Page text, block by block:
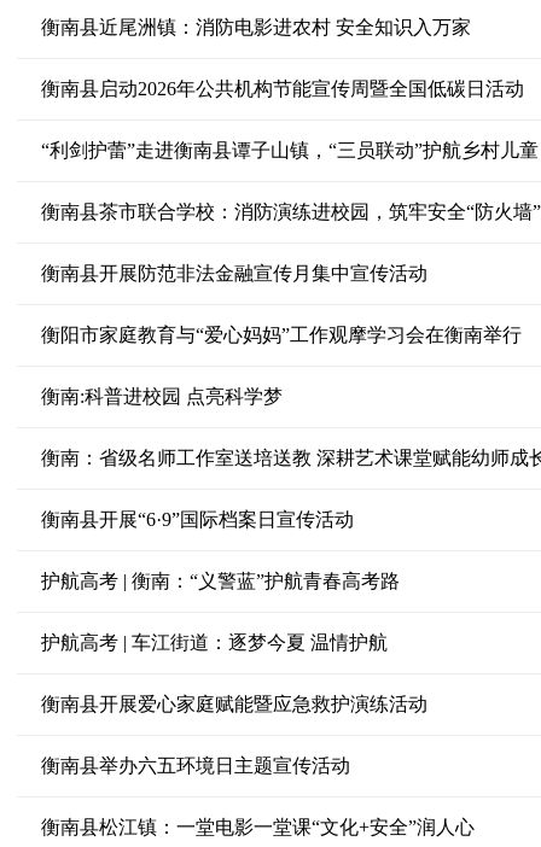
衡南县近尾洲镇：消防电影进农村 安全知识入万家
衡南县启动2026年公共机构节能宣传周暨全国低碳日活动
“利剑护蕾”走进衡南县谭子山镇，“三员联动”护航乡村儿童
衡南县茶市联合学校：消防演练进校园，筑牢安全“防火墙”
衡南县开展防范非法金融宣传月集中宣传活动
衡阳市家庭教育与“爱心妈妈”工作观摩学习会在衡南举行
衡南:科普进校园 点亮科学梦
衡南：省级名师工作室送培送教 深耕艺术课堂赋能幼师成
衡南县开展“6·9”国际档案日宣传活动
护航高考 | 衡南：“义警蓝”护航青春高考路
护航高考 | 车江街道：逐梦今夏 温情护航
衡南县开展爱心家庭赋能暨应急救护演练活动
衡南县举办六五环境日主题宣传活动
衡南县松江镇：一堂电影一堂课“文化+安全”润人心